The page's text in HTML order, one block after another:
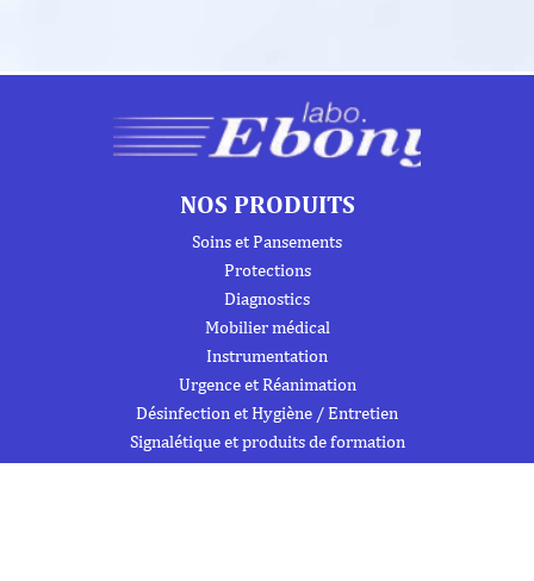
NOS PRODUITS
Soins et Pansements
Protections
Diagnostics
Mobilier médical
Instrumentation
Urgence et Réanimation
Désinfection et Hygiène / Entretien
Signalétique et produits de formation
Trousses de secours et armoires à pharmacie